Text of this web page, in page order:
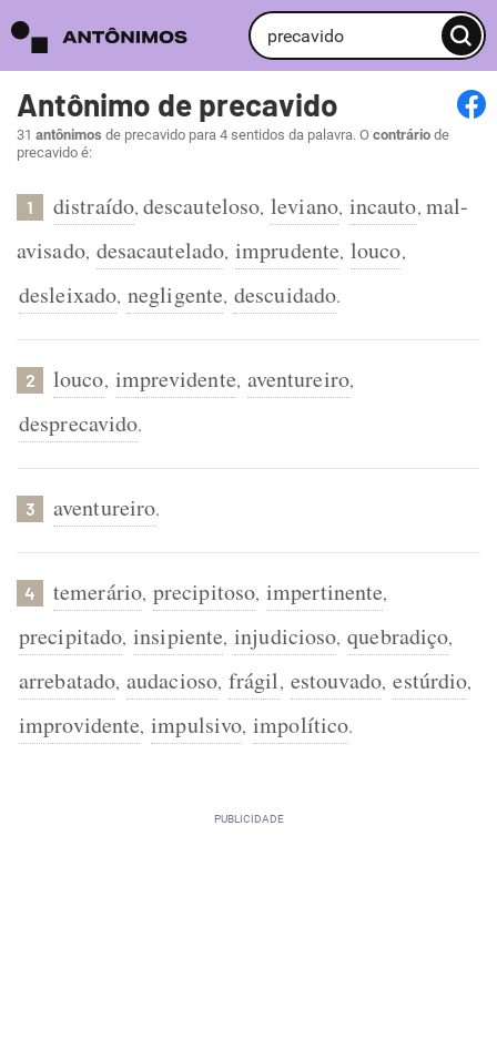
Antônimo de precavido
31 antônimos de precavido para 4 sentidos da palavra. O contrário de
precavido é:
1 distraído, descauteloso, leviano, incauto, mal-
avisado, desacautelado, imprudente, louco,
desleixado, negligente, descuidado.
2 louco, imprevidente, aventureiro,
desprecavido.
3 aventureiro.
4 temerário, precipitoso, impertinente,
precipitado, insipiente, injudicioso, quebradiço,
arrebatado, audacioso, frágil, estouvado, estúrdio,
improvidente, impulsivo, impolítico.